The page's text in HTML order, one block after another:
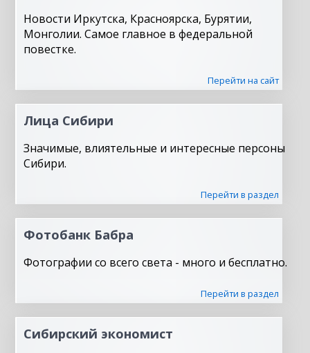
Новости Иркутска, Красноярска, Бурятии,
Монголии. Самое главное в федеральной
повестке.
Перейти на сайт
Лица Сибири
Значимые, влиятельные и интересные персоны
Сибири.
Перейти в раздел
Фотобанк Бабра
Фотографии со всего света - много и бесплатно.
Перейти в раздел
Сибирский экономист